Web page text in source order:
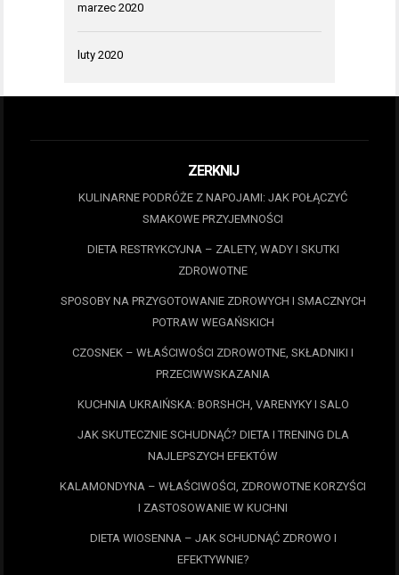
marzec 2020
luty 2020
ZERKNIJ
KULINARNE PODRÓŻE Z NAPOJAMI: JAK POŁĄCZYĆ
SMAKOWE PRZYJEMNOŚCI
DIETA RESTRYKCYJNA – ZALETY, WADY I SKUTKI
ZDROWOTNE
SPOSOBY NA PRZYGOTOWANIE ZDROWYCH I SMACZNYCH
POTRAW WEGAŃSKICH
CZOSNEK – WŁAŚCIWOŚCI ZDROWOTNE, SKŁADNIKI I
PRZECIWWSKAZANIA
KUCHNIA UKRAIŃSKA: BORSHCH, VARENYKY I SALO
JAK SKUTECZNIE SCHUDNĄĆ? DIETA I TRENING DLA
NAJLEPSZYCH EFEKTÓW
KALAMONDYNA – WŁAŚCIWOŚCI, ZDROWOTNE KORZYŚCI
I ZASTOSOWANIE W KUCHNI
DIETA WIOSENNA – JAK SCHUDNĄĆ ZDROWO I
EFEKTYWNIE?